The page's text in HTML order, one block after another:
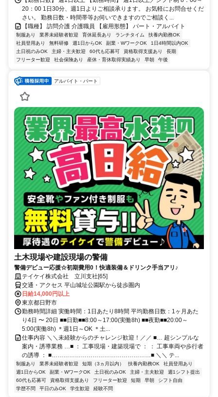
20：00 1日30分、週1日よりご相談承ります。 お気軽にお問合せくだ
さい。 勤務日数・時間帯等お伺いできますのでご相談く...
【職種】 訪問介護 介護職員 【雇用形態】 パート・アルバイト
制服あり 業界未経験者歓迎 育休延長あり ランチタイム
扶養内勤務OK
社員登用あり
無料研修 週1日からOK 副業・WワークOK
1日4時間以内OK
土日祝のみOK
主婦・主夫歓迎 60代も応募可 資格取得支援あり
長期
フリーター歓迎
社会保険あり 産休・育休取得実績あり 早朝 午後
アルバイト・パート
土木現場や建設現場の警備
警備デビュー応援☆初期費用0！快適装備＆ドリンク手当アリ♪
テイケイ株式会社 立川支社[65]
交通・アクセス 平山城址公園駅から徒歩圏内
日給14,000円以上
東京都日野市
勤務時間詳細 実働時間：1日あたり8時間 平均勤務日数：1ヶ月あた
り4日 〜 20日 ■■日勤■■8:00～17:00(実働8h) ■■夜勤■■20:00～
5:00(実働8h) ＊週1日～OK ＊土...
仕事内容 ＼＼未経験からのチャレンジ歓迎！／／ ■… 超シンプルな
案内・誘導業務 …■ ： 工事現場・建築現場で ： ： 工事車両や歩行者
の誘導 ： ■……………………………………………■ ＼＼ テ...
制服あり 業界未経験者歓迎 短期（3ヵ月以内） 扶養内勤務OK
社員登用あり
週1日からOK
副業・WワークOK 土日祝のみOK 主婦・主夫歓迎
週1シフト提出
60代も応募可
資格取得支援あり フリーター歓迎 短期 早朝
シフト自由
学歴不問
平日のみOK 学生歓迎 経験不問